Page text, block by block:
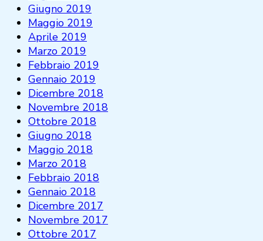
Giugno 2019
Maggio 2019
Aprile 2019
Marzo 2019
Febbraio 2019
Gennaio 2019
Dicembre 2018
Novembre 2018
Ottobre 2018
Giugno 2018
Maggio 2018
Marzo 2018
Febbraio 2018
Gennaio 2018
Dicembre 2017
Novembre 2017
Ottobre 2017